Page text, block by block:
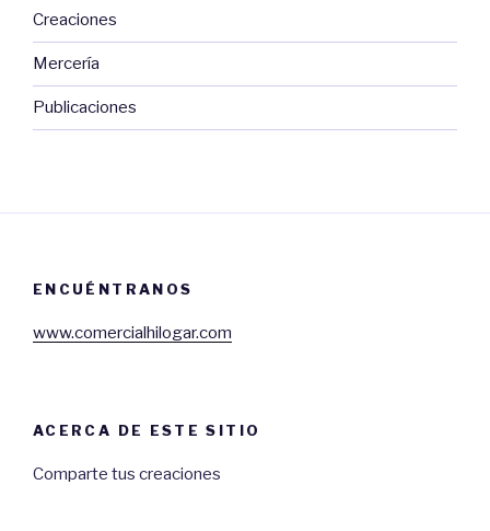
Creaciones
Mercería
Publicaciones
ENCUÉNTRANOS
www.comercialhilogar.com
ACERCA DE ESTE SITIO
Comparte tus creaciones